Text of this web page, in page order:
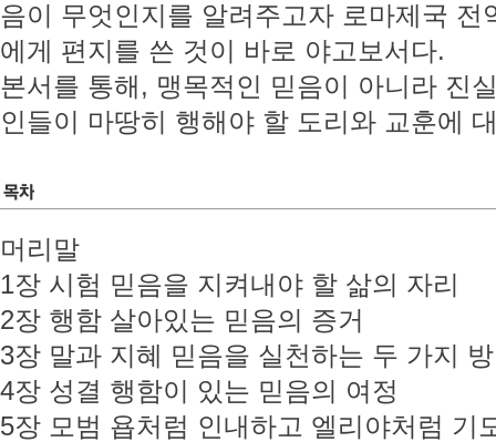
음이 무엇인지를 알려주고자 로마제국
에게 편지를 쓴 것이 바로 야고보서다.
본서를 통해, 맹목적인 믿음이 아니라 진
인들이 마땅히 행해야 할 도리와 교훈에
머리말
1장 시험 믿음을 지켜내야 할 삶의 자리
2장 행함 살아있는 믿음의 증거
3장 말과 지혜 믿음을 실천하는 두 가지
4장 성결 행함이 있는 믿음의 여정
5장 모범 욥처럼 인내하고 엘리야처럼 기